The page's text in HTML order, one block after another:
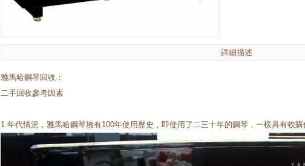
詳細描述
雅馬哈鋼琴回收：
二手回收參考因素
1.年代情況，雅馬哈鋼琴擁有100年使用歷史，即使用了二三十年的鋼琴，一樣具有收購